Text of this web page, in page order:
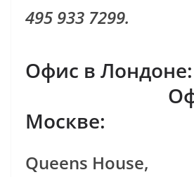
495 933 7299.
Офис в
Офис
Москве:
Queens